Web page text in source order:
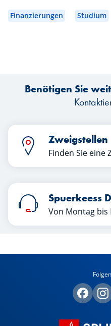
Finanzierungen Studium
Benötigen Sie
Zweigstellen
Finden Sie eine
Spuerkeess
Von Montag bis